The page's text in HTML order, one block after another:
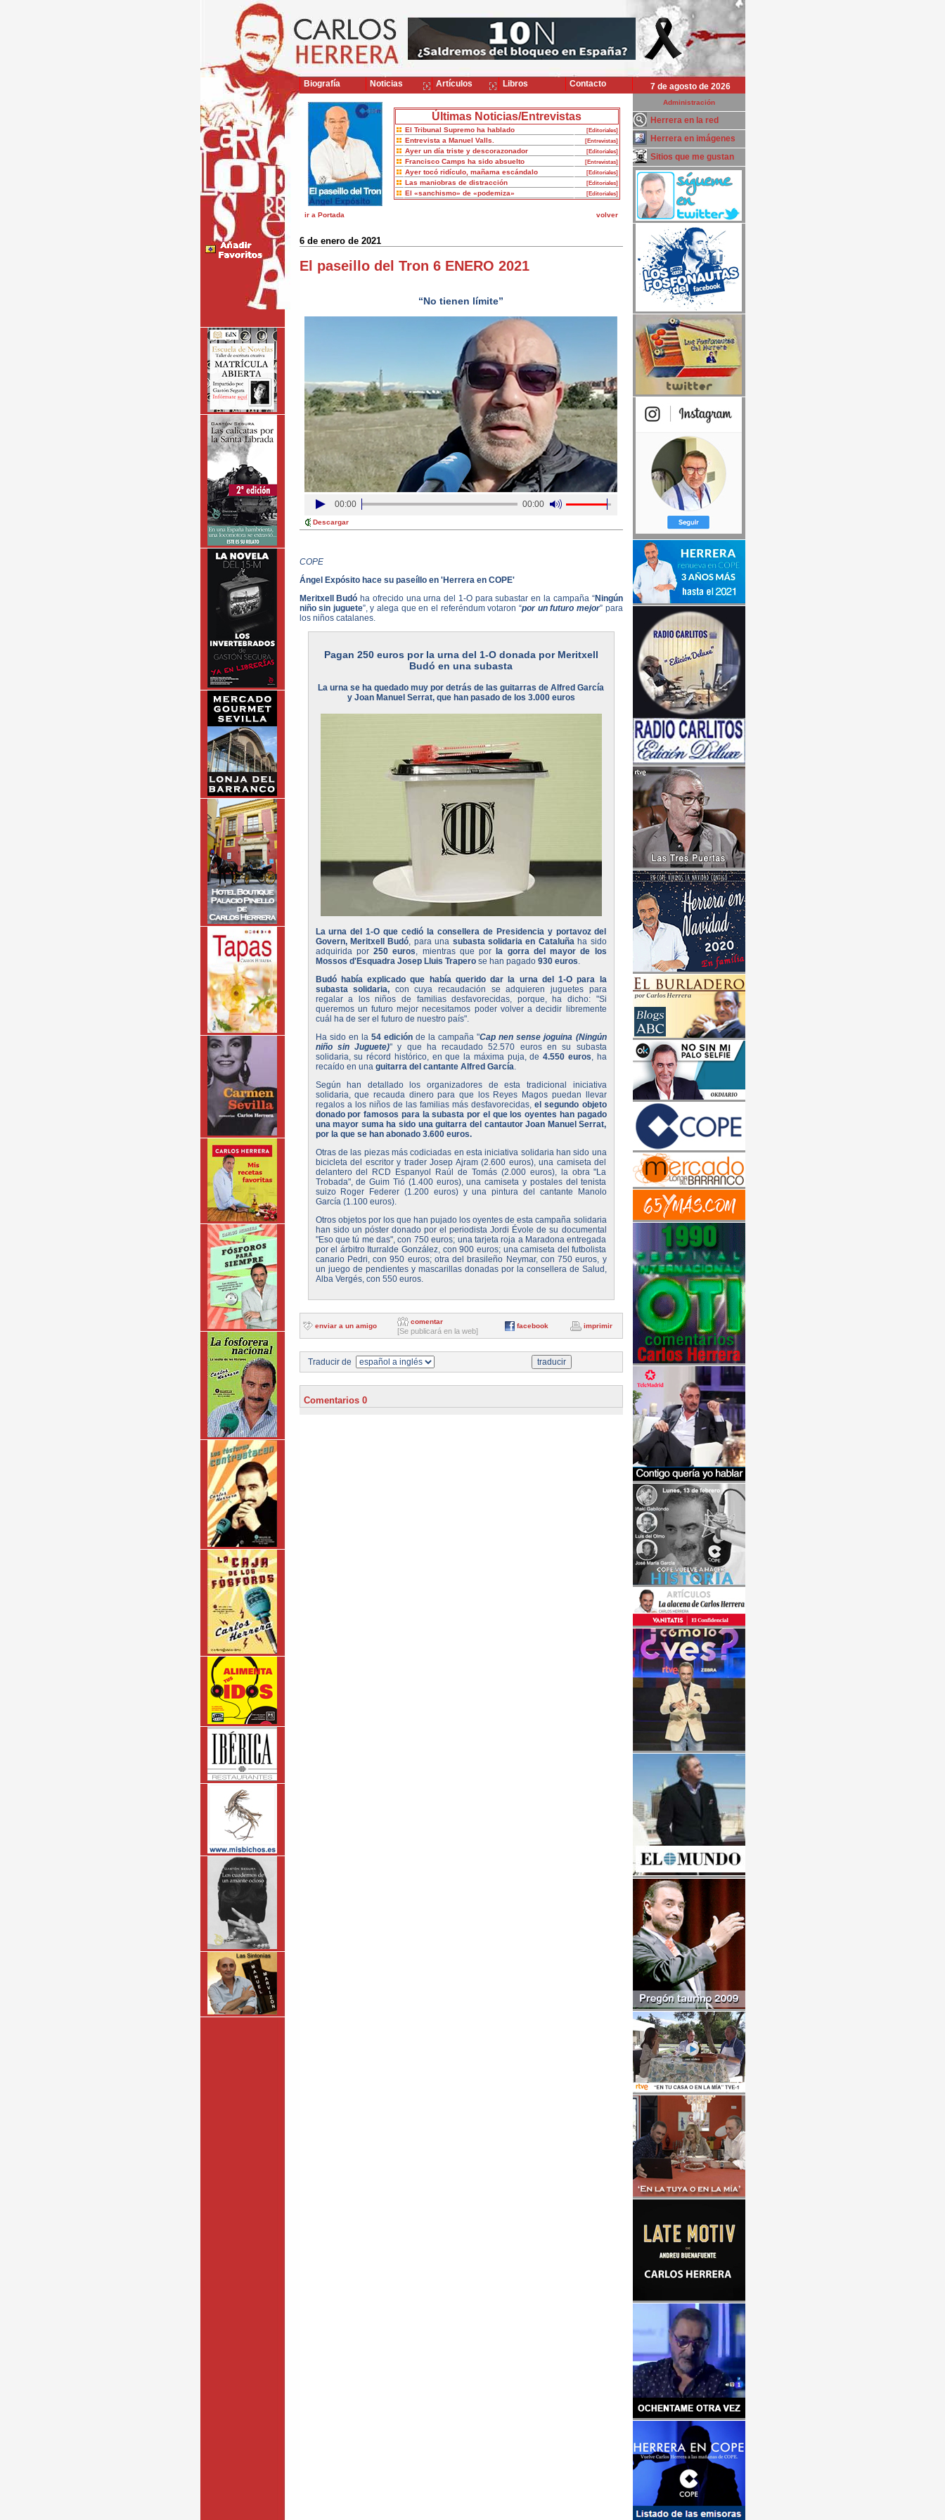
7 de agosto de 2026
Últimas Noticias/Entrevistas
El Tribunal Supremo ha hablado [Editoriales]
Entrevista a Manuel Valls. [Entrevistas]
Ayer un día triste y descorazonador [Editoriales]
Francisco Camps ha sido absuelto [Entrevistas]
Ayer tocó ridículo, mañama escándalo [Editoriales]
Las maniobras de distracción [Editoriales]
El «sanchismo» de «podemiza» [Editoriales]
ir a Portada volver
6 de enero de 2021
El paseillo del Tron 6 ENERO 2021
“No tienen límite”
00:00 00:00
Descargar
COPE
Ángel Expósito hace su paseíllo en 'Herrera en COPE'
Meritxell Budó ha ofrecido una urna del 1-O para subastar en la campaña “Ningún
niño sin juguete”, y alega que en el referéndum votaron “por un futuro mejor” para
los niños catalanes.
Pagan 250 euros por la urna del 1-O donada por Meritxell
Budó en una subasta
La urna se ha quedado muy por detrás de las guitarras de Alfred García
y Joan Manuel Serrat, que han pasado de los 3.000 euros
La urna del 1-O que cedió la consellera de Presidencia y portavoz del
Govern, Meritxell Budó, para una subasta solidaria en Cataluñaha sido
adquirida por 250 euros, mientras que por
la gorra del mayor de los
Mossos d'Esquadra Josep Lluis Trapero se han pagado 930 euros.
Budó había explicado que había querido dar la urna del 1-O para la
subasta solidaria, con cuya recaudación se adquieren juguetes para
regalar a los niños de familias desfavorecidas, porque, ha dicho: "Si
queremos un futuro mejor necesitamos poder volver a decidir libremente
cuál ha de ser el futuro de nuestro país".
Ha sido en la 54 ediciónde la campaña "Cap nen sense joguina (Ningún
niño sin Juguete)" y que ha recaudado 52.570 euros en su subasta
solidaria, su récord histórico, en que la máxima puja, de 4.550 euros, ha
recaído en una guitarra del cantante Alfred García.
Según han detallado los organizadores de esta tradicional iniciativa
solidaria, que recauda dinero para que los Reyes Magos puedan llevar
regalos a los niños de las familias más desfavorecidas,el segundo objeto
donado por famosos para la subasta por el que los oyentes han pagado
una mayor suma ha sido una guitarra del cantautor Joan Manuel Serrat,
por la que se han abonado 3.600 euros.
Otras de las piezas más codiciadas en esta iniciativa solidaria han sido una
bicicleta del escritor y trader Josep Ajram (2.600 euros), una camiseta del
delantero del RCD Espanyol Raúl de Tomás (2.000 euros), la obra "La
Trobada", de Guim Tió (1.400 euros), una camiseta y postales del tenista
suizo Roger Federer (1.200 euros) y una pintura del cantante Manolo
García (1.100 euros).
Otros objetos por los que han pujado los oyentes de esta campaña solidaria
han sido un póster donado por el periodista Jordi Évole de su documental
"Eso que tú me das", con 750 euros; una tarjeta roja a Maradona entregada
por el árbitro Iturralde González, con 900 euros; una camiseta del futbolista
canario Pedri, con 950 euros; otra del brasileño Neymar, con 750 euros, y
un juego de pendientes y mascarillas donadas por la consellera de Salud,
Alba Vergés, con 550 euros.
enviar a un amigo
comentar
[Se publicará en la web]
facebook imprimir
Traducir de
Comentarios 0
Administración
Herrera en la red
Herrera en imágenes
Sitios que me gustan
Biografía Noticias Artículos Libros Contacto